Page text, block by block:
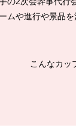
ムや進行や景品
こんなカッ